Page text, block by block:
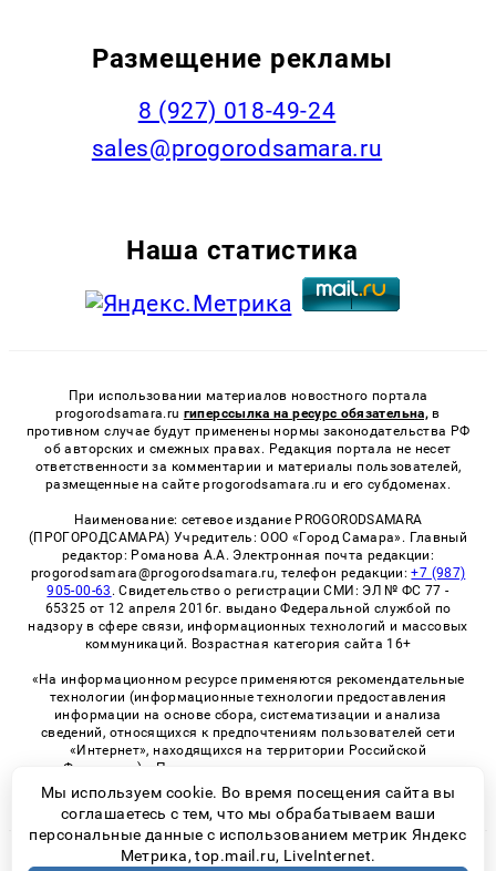
Размещение рекламы
8 (927) 018-49-24
sales@progorodsamara.ru
Наша статистика
При использовании материалов новостного портала
progorodsamara.ru гиперссылка на ресурс обязательна, в
противном случае будут применены нормы законодательства РФ
об авторских и смежных правах. Редакция портала не несет
ответственности за комментарии и материалы пользователей,
размещенные на сайте progorodsamara.ru и его субдоменах.
Наименование: сетевое издание PROGORODSAMARA
(ПРОГОРОДСАМАРА) Учредитель: ООО «Город Самара». Главный
редактор: Романова А.А. Электронная почта редакции:
progorodsamara@progorodsamara.ru, телефон редакции:+7 (987)
905-00-63 . Свидетельство о регистрации СМИ: ЭЛ № ФС 77 -
65325 от 12 апреля 2016г. выдано Федеральной службой по
надзору в сфере связи, информационных технологий и массовых
коммуникаций. Возрастная категория сайта 16+
«На информационном ресурсе применяются рекомендательные
технологии (информационные технологии предоставления
информации на основе сбора, систематизации и анализа
сведений, относящихся к предпочтениям пользователей сети
«Интернет», находящихся на территории Российской
Федерации)». Правила применения рекомендательных
технологий в виджетах рекламно-обменной сети
«СМИ2» (PDF)
© 2026 «ProGorodSamara» | Все права защищены
Мы используем cookie. Во время посещения сайта вы
соглашаетесь с тем, что мы обрабатываем ваши
персональные данные с использованием метрик Яндекс
Метрика, top.mail.ru, LiveInternet.